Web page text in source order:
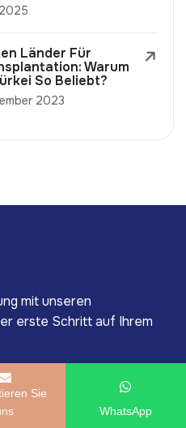
Länder Für
Warum
So Beliebt?
2023
mit unseren
erste Schritt auf Ihrem
Sie
WhatsApp